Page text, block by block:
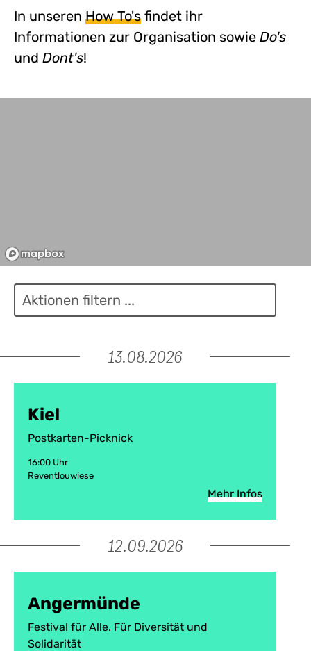
In unseren How To's findet ihr
Informationen zur Organisation sowie Do's
und Dont's!
13.08.2026
Kiel
Postkarten-Picknick
16:00 Uhr
Reventlouwiese
Mehr Infos
12.09.2026
Angermünde
Festival für Alle. Für Diversität und
Solidarität